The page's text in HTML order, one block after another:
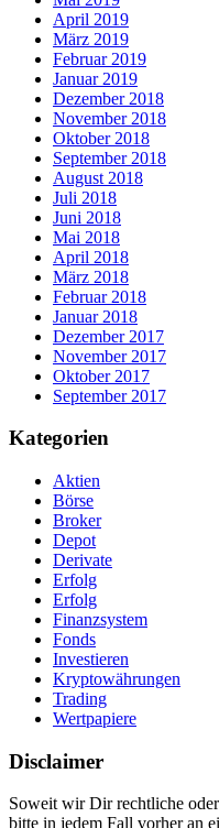
April 2019
März 2019
Februar 2019
Januar 2019
Dezember 2018
November 2018
Oktober 2018
September 2018
August 2018
Juli 2018
Juni 2018
Mai 2018
April 2018
März 2018
Februar 2018
Januar 2018
Dezember 2017
November 2017
Oktober 2017
September 2017
Kategorien
Aktien
Börse
Broker
Depot
Derivate
Erfolg
Erfolg
Finanzsystem
Fonds
Investieren
Kryptowährungen
Trading
Wertpapiere
Disclaimer
Soweit wir Dir rechtliche
bitte in jedem Fall vorher an